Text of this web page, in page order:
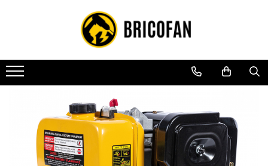
Toate Produsele
Vehicule electrice
Atv
Fără permis
Masini electrice
Motocross